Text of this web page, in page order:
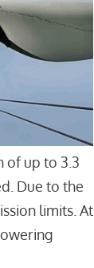
of up to 3.3
Due to the
limits. At